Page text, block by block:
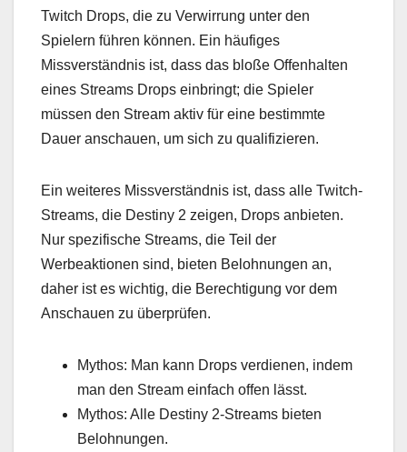
Twitch Drops, die zu Verwirrung unter den
Spielern führen können. Ein häufiges
Missverständnis ist, dass das bloße Offenhalten
eines Streams Drops einbringt; die Spieler
müssen den Stream aktiv für eine bestimmte
Dauer anschauen, um sich zu qualifizieren.
Ein weiteres Missverständnis ist, dass alle Twitch-
Streams, die Destiny 2 zeigen, Drops anbieten.
Nur spezifische Streams, die Teil der
Werbeaktionen sind, bieten Belohnungen an,
daher ist es wichtig, die Berechtigung vor dem
Anschauen zu überprüfen.
Mythos: Man kann Drops verdienen, indem
man den Stream einfach offen lässt.
Mythos: Alle Destiny 2-Streams bieten
Belohnungen.